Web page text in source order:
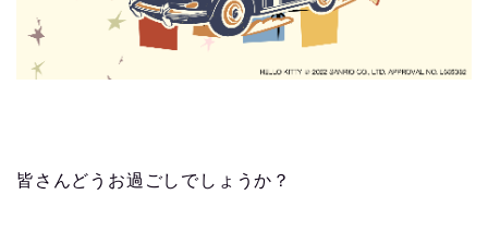
皆さんどうお過ごしでしょうか？